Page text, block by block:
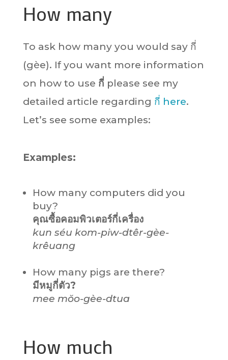
How many
To ask how many you would say กี่
(gèe). If you want more information
on how to use กี่ please see my
detailed article regarding กี่ here.
Let’s see some examples:
Examples:
How many computers did you
buy?
คุณซื้อคอมพิวเตอร์กี่เครื่อง
kun séu kom-piw-dtêr-gèe-
krêuang
How many pigs are there?
มีหมูกี่ตัว?
mee mŏo-gèe-dtua
How much